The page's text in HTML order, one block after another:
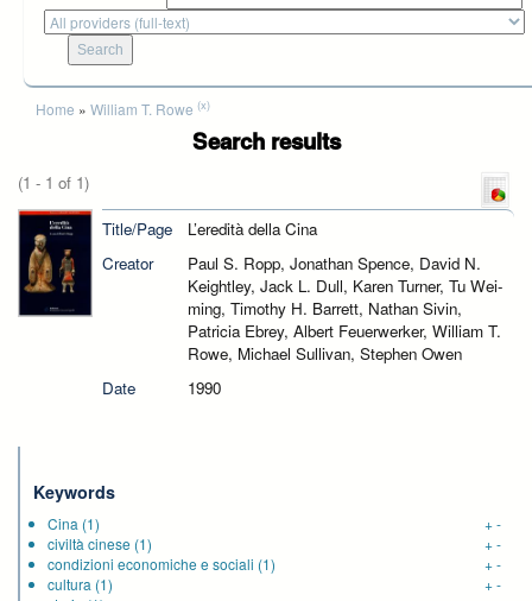
You are here
Home » William T. Rowe (x)
Search results
(1 - 1 of 1)
Title/Page
L’eredità della Cina
Creator
Paul S. Ropp, Jonathan Spence, David N.
Keightley, Jack L. Dull, Karen Turner, Tu Wei-
ming, Timothy H. Barrett, Nathan Sivin,
Patricia Ebrey, Albert Feuerwerker, William T.
Rowe, Michael Sullivan, Stephen Owen
Date
1990
Keywords
Cina (1) +-
civiltà cinese (1) +-
condizioni economiche e sociali (1) +-
cultura (1) +-